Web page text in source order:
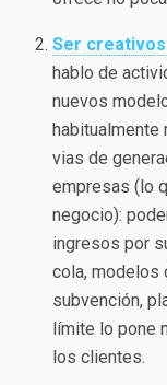
Ser
hablo de
nuevos
habitualmente
vias de
empresas (lo
negocio):
ingresos por
cola, modelos
subvención,
límite lo pone
los clientes.